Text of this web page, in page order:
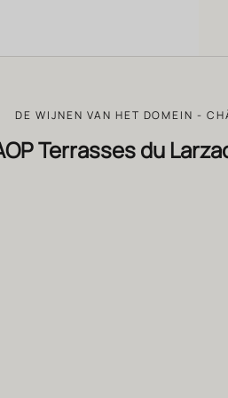
DE WIJNEN VAN HET DOMEIN -
Terrasses du